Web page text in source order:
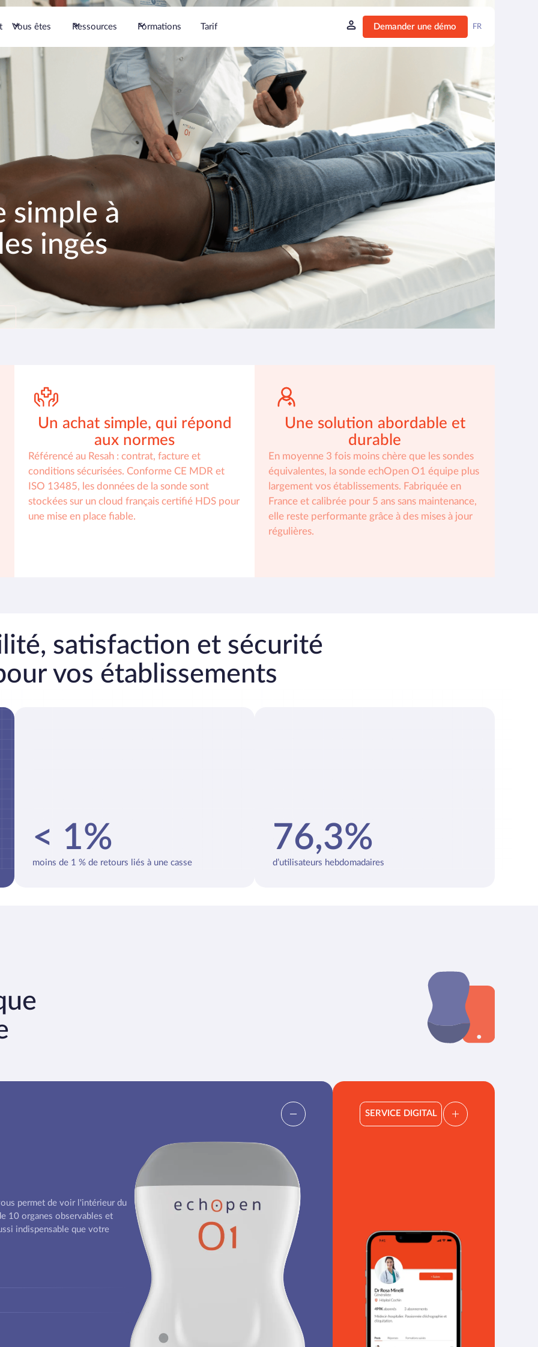
Vous êtes Ressources Formations Tarif Demander une démo FR
simple à
ingés
Un achat simple, qui répond
aux normes
Référencé au Resah : contrat, facture et
conditions sécurisées. Conforme CE MDR et
ISO 13485, les données de la sonde sont
stockées sur un cloud français certifié HDS pour
une mise en place fiable.
Une solution abordable et
durable
En moyenne 3 fois moins chère que les sondes
équivalentes, la sonde echOpen O1 équipe plus
largement vos établissements. Fabriquée en
France et calibrée pour 5 ans sans maintenance,
elle reste performante grâce à des mises à jour
régulières.
satisfaction et sécurité
vos établissements
< 1%
moins de 1 % de retours liés à une casse
76,3%
d’utilisateurs hebdomadaires
permet de voir l'intérieur du
10 organes observables et
indispensable que votre
SERVICE DIGITAL